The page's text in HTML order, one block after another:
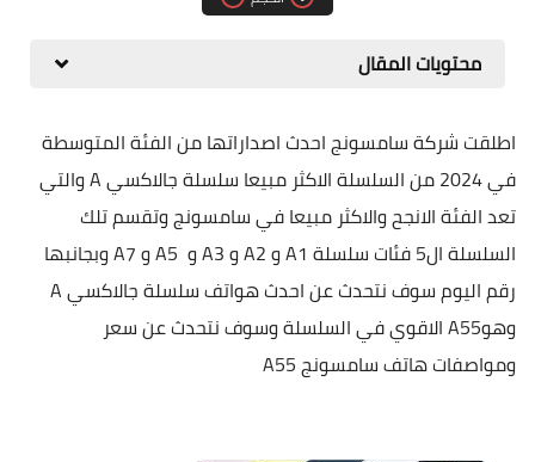
محتويات المقال
اطلقت شركة سامسونج احدث اصداراتها من الفئة المتوسطة
في 2024 من السلسلة الاكثر مبيعا سلسلة جالاكسي
Aوالتي
تعد الفئة الانجح والاكثر مبيعا في سامسونج وتقسم تلك
السلسلة ال5 فئات سلسلة
A1وA2وA3و A5وA7وبجانبها
رقم اليوم سوف نتحدث عن احدث هواتف سلسلة جالاكسيA
وهوA55الاقوي في السلسلة وسوف نتحدث عن سعر
ومواصفات هاتف سامسونج 5 A5